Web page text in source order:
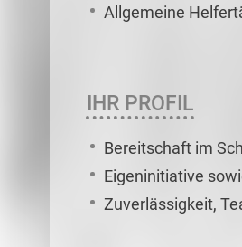
Allgemeine
IHR PROFIL
Bereitschaft im
Eigeninitiative
Zuverlässigkeit,